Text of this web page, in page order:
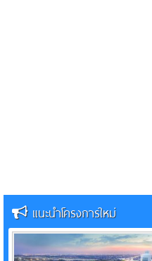
แนะนำโครงการใหม่